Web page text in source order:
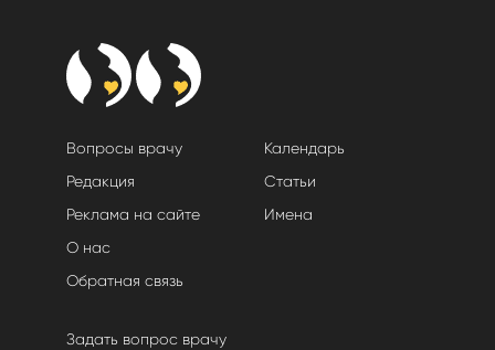
Вопросы врачу
Редакция
Реклама на сайте
О нас
Обратная связь
Календарь
Статьи
Имена
Задать вопрос врачу